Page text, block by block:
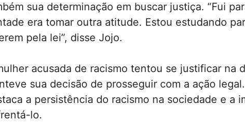
sua determinação em buscar justiça. “Fui
era tomar outra atitude. Estou estudando
pela lei”, disse Jojo.
acusada de racismo tentou se justificar na
sua decisão de prosseguir com a ação
a persistência do racismo na sociedade e a
lo.